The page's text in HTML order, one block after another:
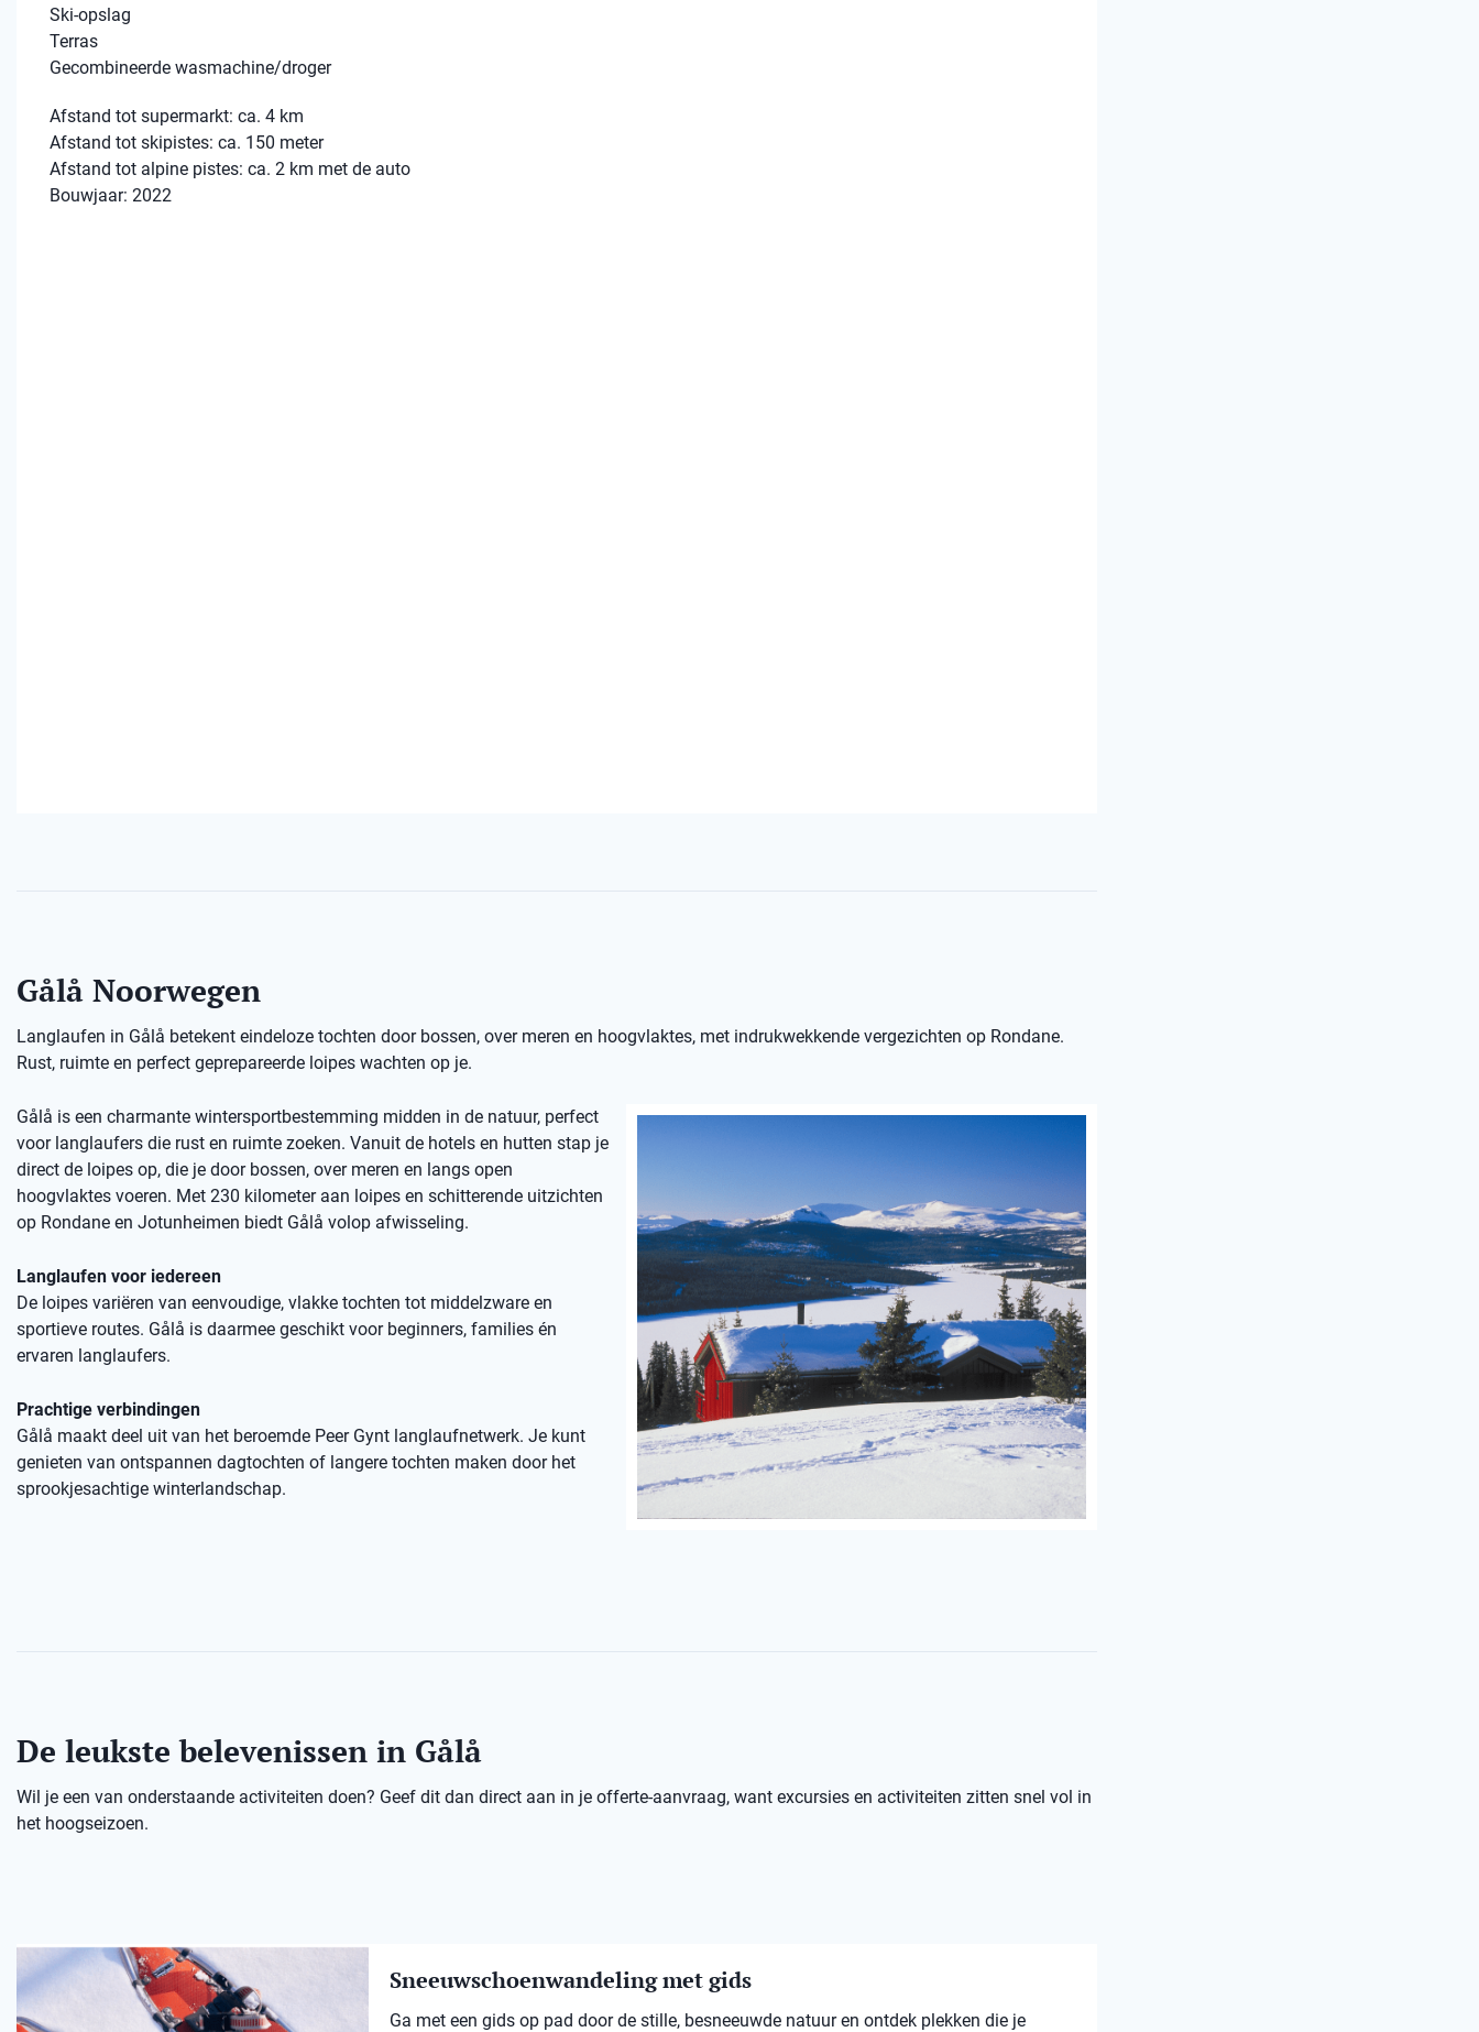
Ski-opslag
Terras
Gecombineerde wasmachine/droger
Afstand tot supermarkt: ca. 4 km
Afstand tot skipistes: ca. 150 meter
Afstand tot alpine pistes: ca. 2 km met de auto
Bouwjaar: 2022
Gålå Noorwegen
Langlaufen in Gålå betekent eindeloze tochten door bossen, over meren en hoogvlaktes, met indrukwekkende vergezichten op Rondane.
Rust, ruimte en perfect geprepareerde loipes wachten op je.
Gålå is een charmante wintersportbestemming midden in de natuur, perfect
voor langlaufers die rust en ruimte zoeken. Vanuit de hotels en hutten stap je
direct de loipes op, die je door bossen, over meren en langs open
hoogvlaktes voeren. Met 230 kilometer aan loipes en schitterende uitzichten
op Rondane en Jotunheimen biedt Gålå volop afwisseling.
Langlaufen voor iedereen
De loipes variëren van eenvoudige, vlakke tochten tot middelzware en
sportieve routes. Gålå is daarmee geschikt voor beginners, families én
ervaren langlaufers.
Prachtige verbindingen
Gålå maakt deel uit van het beroemde Peer Gynt langlaufnetwerk. Je kunt
genieten van ontspannen dagtochten of langere tochten maken door het
sprookjesachtige winterlandschap.
De leukste belevenissen in Gålå
Wil je een van onderstaande activiteiten doen? Geef dit dan direct aan in je offerte-aanvraag, want excursies en activiteiten zitten snel vol in
het hoogseizoen.
Sneeuwschoenwandeling met gids
Ga met een gids op pad door de stille, besneeuwde natuur en ontdek plekken die je